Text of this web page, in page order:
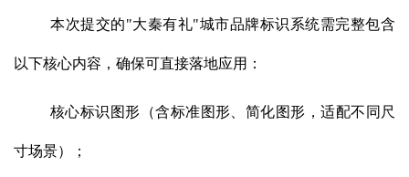
本次提交的"大秦有礼"城市品牌标识系统需完整包含
以下核心内容，确保可直接落地应用：
核心标识图形（含标准图形、简化图形，适配不同尺
寸场景）；